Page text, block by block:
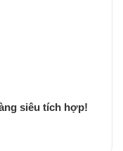
siêu tích hợp!